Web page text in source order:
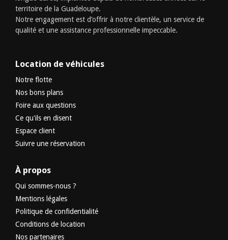
territoire de la Guadeloupe.
Notre engagement est d’offrir à notre clientèle, un service de
qualité et une assistance professionnelle impeccable.
Location de véhicules
Notre flotte
Nos bons plans
Foire aux questions
Ce qu'ils en disent
Espace client
Suivre une réservation
À propos
Qui sommes-nous ?
Mentions légales
Politique de confidentialité
Conditions de location
Nos partenaires